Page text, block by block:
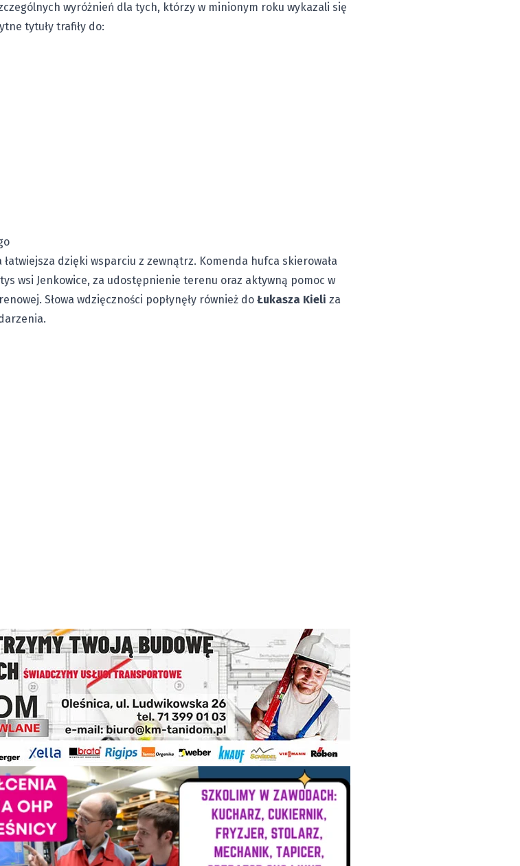
wyróżnień dla tych, którzy w minionym roku wykazali się
tytuły trafiły do:
dzięki wsparciu z zewnątrz. Komenda hufca skierowała
wsi Jenkowice, za udostępnienie terenu oraz aktywną pomoc w
Słowa wdzięczności popłynęły również do Łukasza Kieli za